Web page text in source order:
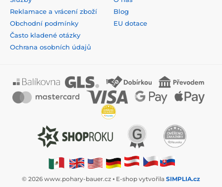
Reklamace a vrácení zboží
Obchodní podmínky
Často kladené otázky
Ochrana osobních údajů
Blog
EU dotace
© 2026 www.pohary-bauer.cz ⦁ E-shop vytvořila SIMPLIA.cz